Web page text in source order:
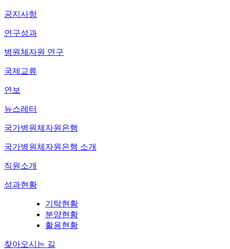
공지사항
연구성과
병원체자원 연구
국제교류
연보
뉴스레터
국가병원체자원은행
국가병원체자원은행 소개
직원소개
성과현황
기탁현황
분양현황
활용현황
찾아오시는 길